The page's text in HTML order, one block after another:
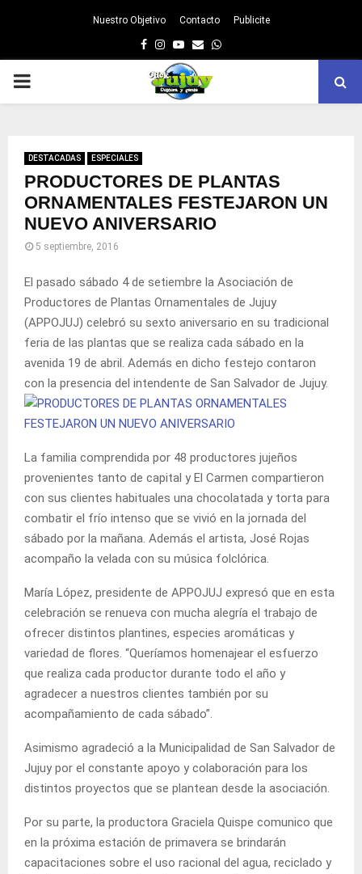
Nuestro Objetivo Contacto Publicite
Facebook
Instagram
Youtube
EmailWhatsapp
PRIMARY
DESTACADAS ESPECIALES
PRODUCTORES DE PLANTAS
ORNAMENTALES FESTEJARON UN
NUEVO ANIVERSARIO
5 septiembre, 2016
El pasado sábado 4 de setiembre la Asociación de
Productores de Plantas Ornamentales de Jujuy
(APPOJUJ) celebró su sexto aniversario en su tradicional
feria de las plantas que se realiza cada sábado en la
avenida 19 de abril. Además en dicho festejo contaron
con la presencia del intendente de San Salvador de Jujuy.
La familia comprendida por 48 productores jujeños
provenientes tanto de capital y El Carmen compartieron
con sus clientes habituales una chocolatada y torta para
combatir el frío intenso que se vivió en la jornada del
sábado por la mañana. Además el artista, José Rojas
acompaño la velada con su música folclórica.
María López, presidente de APPOJUJ expresó que en esta
celebración se renueva con mucha alegría el trabajo de
ofrecer distintos plantines, especies aromáticas y
variedad de flores. “Queríamos homenajear el esfuerzo
que realiza cada productor durante todo el año y
agradecer a nuestros clientes también por su
acompañamiento de cada sábado”.
Asimismo agradeció a la Municipalidad de San Salvador de
Jujuy por el constante apoyo y colaboración para los
distintos proyectos que se plantean desde la asociación.
Por su parte, la productora Graciela Quispe comunico que
en la próxima estación de primavera se brindarán
capacitaciones sobre el uso racional del agua, reciclado y